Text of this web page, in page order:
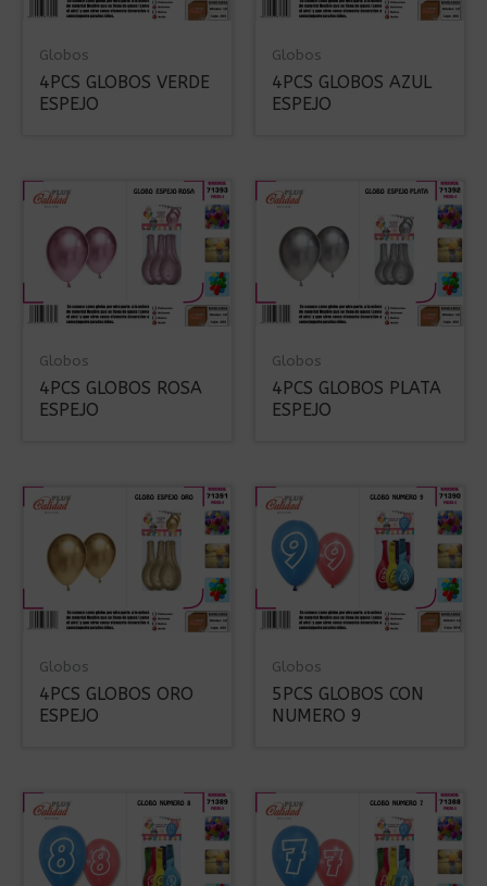
Globos
4PCS GLOBOS VERDE
ESPEJO
Globos
4PCS GLOBOS AZUL
ESPEJO
Globos
4PCS GLOBOS ROSA
ESPEJO
Globos
4PCS GLOBOS PLATA
ESPEJO
Globos
4PCS GLOBOS ORO
ESPEJO
Globos
5PCS GLOBOS CON
NUMERO 9